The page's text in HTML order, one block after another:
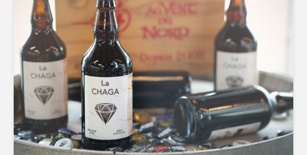
5 terrasses au
bord de l’eau à
10